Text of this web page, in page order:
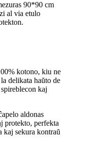
90*90 cm
al via etulo
kotono, kiu ne
delikata haŭto de
kaj
aldonas
protekto, perfekta
kaj sekura kontraŭ